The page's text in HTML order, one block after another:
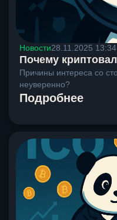
Новости28.11.2025 13:34
Почему
Причины интереса со
неуверенно?
Подробнее